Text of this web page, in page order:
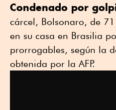
Condenado por
cárcel, Bolsonaro, de
en su casa en Brasilia
prorrogables, según la
obtenida por la AFP.